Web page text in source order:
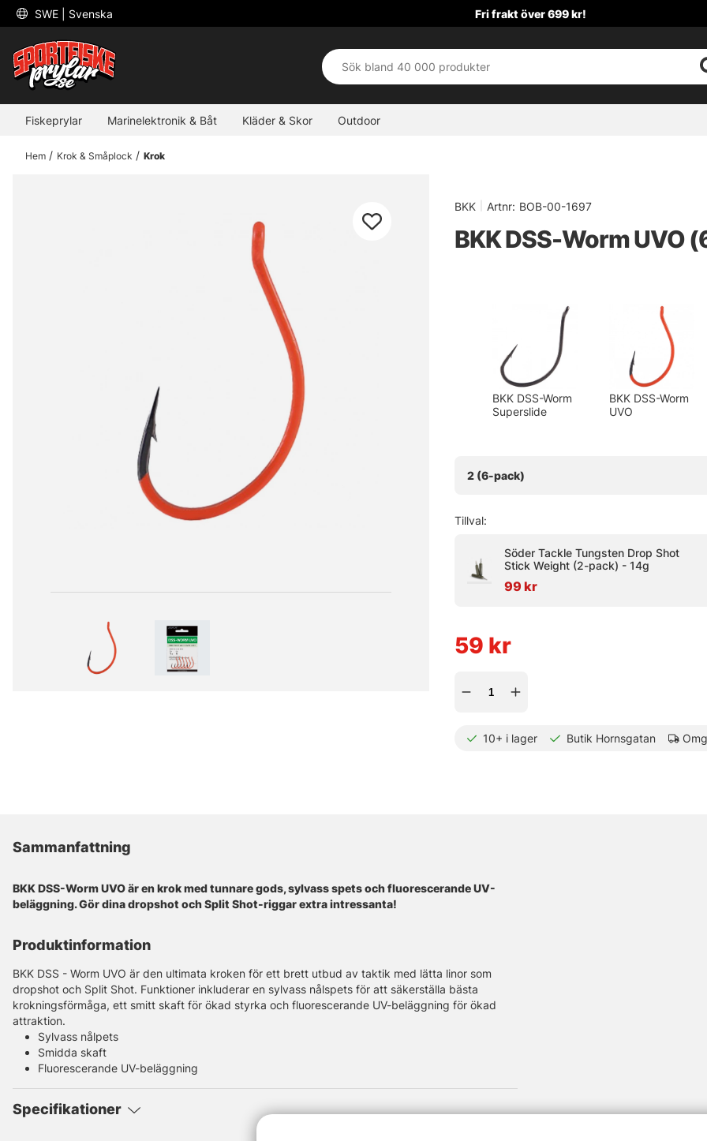
SWE | Svenska Fri frakt över 699 kr!
Fiskeprylar Marinelektronik & Båt Kläder & Skor Outdoor
Hem Krok & Småplock Krok
BKK Artnr: BOB-00-1697
BKK DSS-Worm UVO
BKK DSS-Worm
Superslide
BKK DSS-Worm
UVO
2 (6-pack)
Tillval:
Söder Tackle Tungsten Drop Shot
Stick Weight (2-pack) - 14g
99 kr
59 kr
10+ i lager Butik Hornsgatan
Sammanfattning
BKK DSS-Worm UVO är en krok med tunnare gods, sylvass spets och fluorescerande UV-
beläggning. Gör dina dropshot och Split Shot-riggar extra intressanta!
Produktinformation
BKK DSS - Worm UVO är den ultimata kroken för ett brett utbud av taktik med lätta linor som
dropshot och Split Shot. Funktioner inkluderar en sylvass nålspets för att säkerställa bästa
krokningsförmåga, ett smitt skaft för ökad styrka och fluorescerande UV-beläggning för ökad
attraktion.
Sylvass nålpets
Smidda skaft
Fluorescerande UV-beläggning
Specifikationer